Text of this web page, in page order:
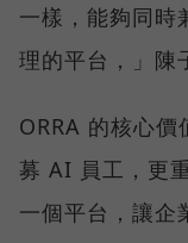
一樣，能夠同時
理的平台，」陳
ORRA 的核心
募 AI 員工，更
一個平台，讓企